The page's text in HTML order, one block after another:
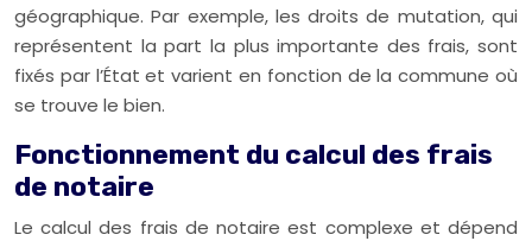
géographique. Par exemple, les droits de mutation, qui
représentent la part la plus importante des frais, sont
fixés par l’État et varient en fonction de la commune où
se trouve le bien.
Fonctionnement du calcul des frais
de notaire
Le calcul des frais de notaire est complexe et dépend